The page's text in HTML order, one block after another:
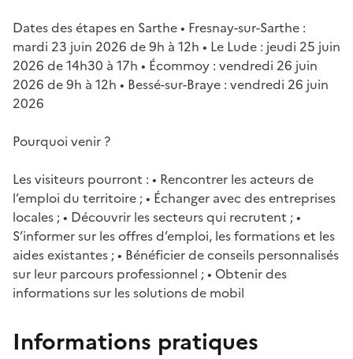
Dates des étapes en Sarthe • Fresnay-sur-Sarthe :
mardi 23 juin 2026 de 9h à 12h • Le Lude : jeudi 25 juin
2026 de 14h30 à 17h • Écommoy : vendredi 26 juin
2026 de 9h à 12h • Bessé-sur-Braye : vendredi 26 juin
2026
Pourquoi venir ?
Les visiteurs pourront : • Rencontrer les acteurs de
l’emploi du territoire ; • Échanger avec des entreprises
locales ; • Découvrir les secteurs qui recrutent ; •
S’informer sur les offres d’emploi, les formations et les
aides existantes ; • Bénéficier de conseils personnalisés
sur leur parcours professionnel ; • Obtenir des
informations sur les solutions de mobil
Informations pratiques